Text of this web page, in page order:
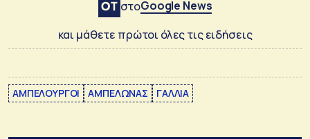
στοGoogle News
και μάθετε πρώτοι όλες τις ειδήσεις
ΑΜΠΕΛΟΥΡΓΟΙ ΑΜΠΕΛΩΝΑΣ ΓΑΛΛΙΑ